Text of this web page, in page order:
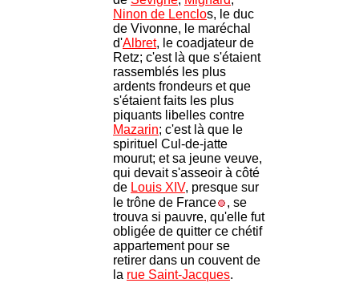
Ninon de Lenclos, le duc
de Vivonne, le maréchal
d'Albret, le coadjateur de
Retz; c'est là que s'étaient
rassemblés les plus
ardents frondeurs et que
s'étaient faits les plus
piquants libelles contre
Mazarin; c'est là que le
spirituel Cul-de-jatte
mourut; et sa jeune veuve,
qui devait s'asseoir à côté
de Louis XIV, presque sur
le trône de France
, se
trouva si pauvre, qu'elle fut
obligée de quitter ce chétif
appartement pour se
retirer dans un couvent de
la rue Saint-Jacques.